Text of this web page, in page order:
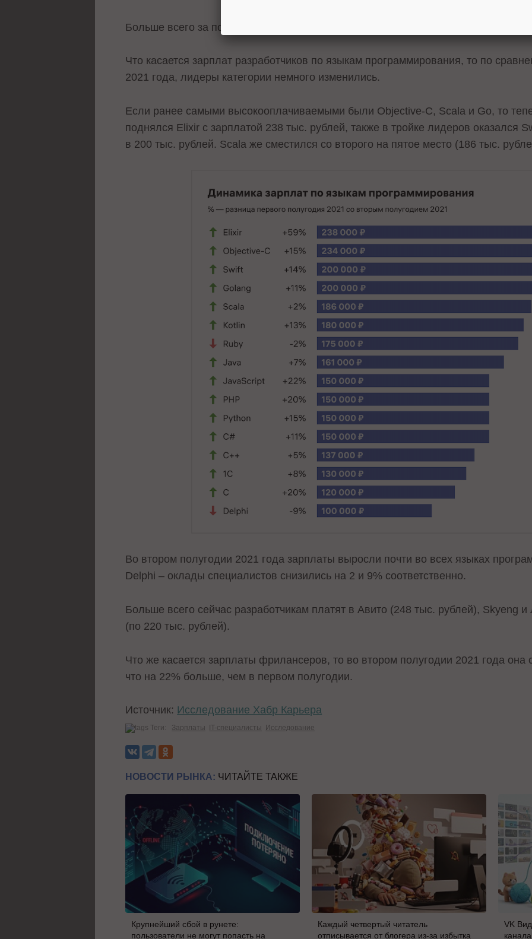
Больше всего за полугодие выросли зарплаты у фулстэк-разработчиков
Что касается зарплат разработчиков по языкам программирования, то по
2021 года, лидеры категории немного изменились.
Если ранее самыми высокооплачиваемыми были Objective-C, Scala и Go, то
поднялся Elixir с зарплатой 238 тыс. рублей, также в тройке лидеров оказался
в 200 тыс. рублей. Scala же сместился со второго на пятое место (186 тыс.
Во втором полугодии 2021 года зарплаты выросли почти во всех языках
Delphi – оклады специалистов снизились на 2 и 9% соответственно.
Больше всего сейчас разработчикам платят в Авито (248 тыс. рублей), Skyeng и
(по 220 тыс. рублей).
Что же касается зарплаты фрилансеров, то во втором полугодии 2021 года она
что на 22% больше, чем в первом полугодии.
Источник: Исследование Хабр Карьера
Теги: Зарплаты IT-специалисты Исследование
НОВОСТИ РЫНКА: ЧИТАЙТЕ ТАКЖЕ
Крупнейший сбой в рунете:
пользователи не могут попасть на
Каждый четвертый читатель
отписывается от блогера из-за избытка
VK